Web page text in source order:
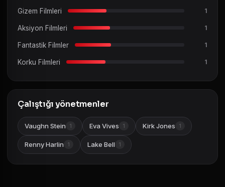
Gizem Filmleri 1
Aksiyon Filmleri 1
Fantastik Filmler 1
Korku Filmleri 1
Çalıştığı yönetmenler
Vaughn Stein 1 Eva Vives 1 Kirk Jones 1
Renny Harlin 1 Lake Bell 1